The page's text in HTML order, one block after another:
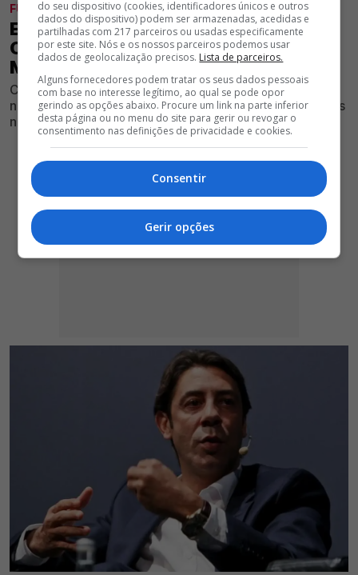
FUTEBOL
EXCLUSIVO GLORIOSO 1904 - RUI
COSTA INDICA PORTA DA SAÍDA A
MÉDIO CRIATIVO DO BENFICA
Centro-campista do Clube encarnado não tem espaço
na equipa principal e vai abandonar a equipa das águias
neste mercado de verão
do seu dispositivo (cookies, identificadores únicos e outros
dados do dispositivo) podem ser armazenadas, acedidas e
partilhadas com 217 parceiros ou usadas especificamente
por este site. Nós e os nossos parceiros podemos usar
dados de geolocalização precisos. Lista de parceiros.
Alguns fornecedores podem tratar os seus dados pessoais
com base no interesse legítimo, ao qual se pode opor
gerindo as opções abaixo. Procure um link na parte inferior
desta página ou no menu do site para gerir ou revogar o
consentimento nas definições de privacidade e cookies.
Consentir
Gerir opções